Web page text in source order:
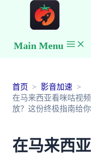
Main Menu
首页
影音加速
在马来西亚看咪咕视
放？这份终极指南给
在马来西